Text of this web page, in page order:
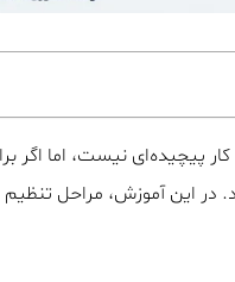
کار پیچیده‌ای نیست، اما اگر